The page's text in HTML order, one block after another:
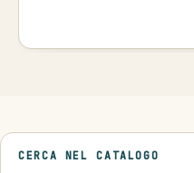
CERCA NEL CATALOGO